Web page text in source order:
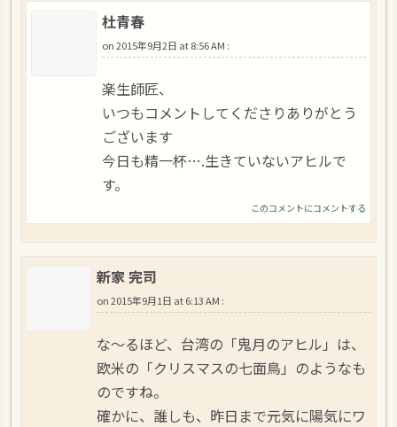
杜青春
on2015年9月2日 at 8:56 AM :
楽生師匠、
いつもコメントしてくださりありがとう
ございます
今日も精一杯….生きていないアヒルで
す。
このコメントにコメントする
新家 完司
on2015年9月1日 at 6:13 AM :
な～るほど、台湾の「鬼月のアヒル」は、
欧米の「クリスマスの七面鳥」のようなも
のですね。
確かに、誰しも、昨日まで元気に陽気にワ